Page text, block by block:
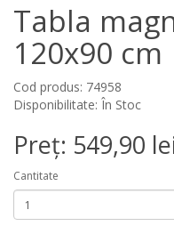
Tabla
120x90 cm
Cod produs: 74958
Disponibilitate: În Stoc
Preț: 549,90
Cantitate